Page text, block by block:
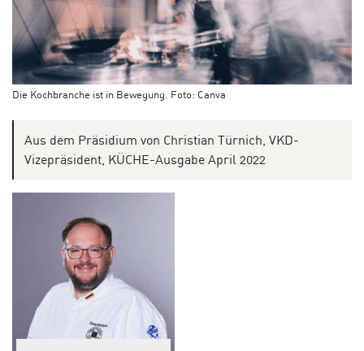
Die Kochbranche ist in Bewegung. Foto: Canva
Aus dem Präsidium von Christian Türnich, VKD-
Vizepräsident, KÜCHE-Ausgabe April 2022